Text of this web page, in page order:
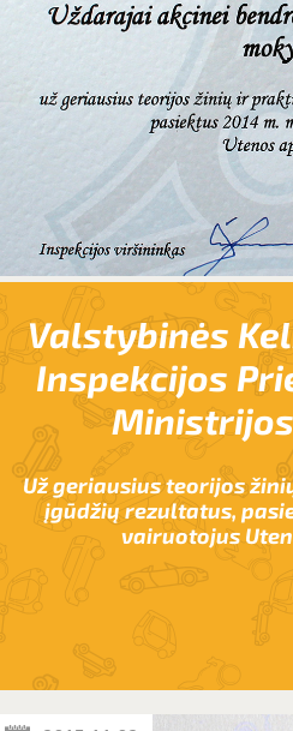
Valstybinės
Inspekcijos
Už geriausius teorijos
įgūdžių rezultatus,
vairuotojus